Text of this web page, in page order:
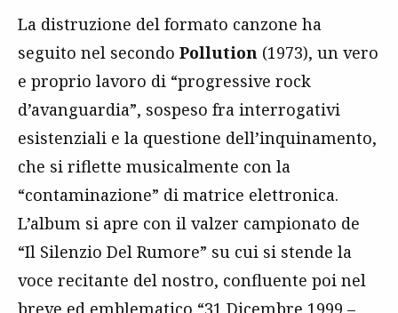
La distruzione del formato canzone ha
seguito nel secondo Pollution (1973), un vero
e proprio lavoro di “progressive rock
d’avanguardia”, sospeso fra interrogativi
esistenziali e la questione dell’inquinamento,
che si riflette musicalmente con la
“contaminazione” di matrice elettronica.
L’album si apre con il valzer campionato de
“Il Silenzio Del Rumore” su cui si stende la
voce recitante del nostro, confluente poi nel
breve ed emblematico “31 Dicembre 1999 –